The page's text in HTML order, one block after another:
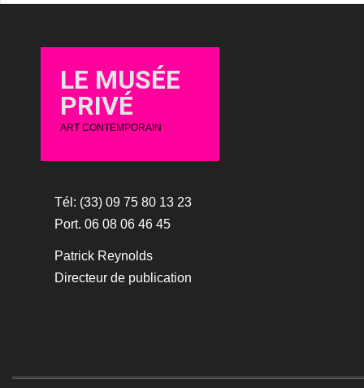
LE MUSÉE
PRIVÉ
ART CONTEMPORAIN
Tél: (33) 09 75 80 13 23
Port. 06 08 06 46 45
Patrick Reynolds
Directeur de publication